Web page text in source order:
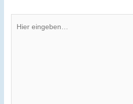
eingeben…